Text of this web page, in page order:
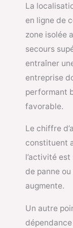
La
en ligne de
zone isolée
secours
entraîner
entreprise
performant
favorable.
Le chiffre
constituent
l’activité est
de panne
augmente.
Un autre